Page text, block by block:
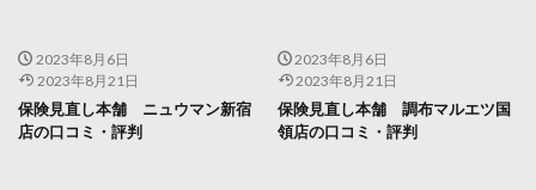
2023年8月6日
2023年8月21日
保険見直し本舗 ニュウマン新宿
店の口コミ・評判
2023年8月6日
2023年8月21日
保険見直し本舗 調布マルエツ国
領店の口コミ・評判